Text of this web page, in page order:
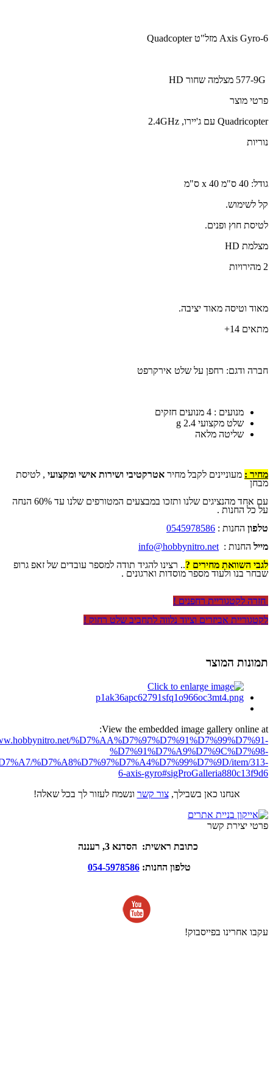
6-Axis Gyro מזל"ט Quadcopter
פרטי מוצר
Quadricopter עם ג'יירו, 2.4GHz
נוריות
גודל: 40 ס"מ x 40 ס"מ
קל לשימוש.
לטיסת חוץ ופנים.
מצלמת HD
2 מהירויות
מאוד וטיסה מאוד יציבה.
מתאים 14+
חברה ודגם: רחפן על שלט אירקרפט
מנועים : 4 מנועים חזקים
שלט מקצועי 2.4 g
שליטה מלאה
מחיר : מעוניינים לקבל מחיר אטרקטיבי ושירות אישי ומקצועי , לטיסת
מבחן
עם אחד מהנציגים שלנו ותזכו במבצעים המטורפים שלנו עד 60% הנחה
על כל החנות .
טלפון החנות : 0545978586
מייל החנות : info@hobbynitro.net
לגבי השוואת מחירים ?.. רצינו להגיד תודה למספר עובדים של זאפ גרופ
שבחר בנו ולעוד מספר מוסדות וארגונים .
חזרה לקטגוריית רחפנים !
לקטגוריית אביזרים וציוד נלווה לתחביב שלט רחוק !
תמונות המוצר
View the embedded image gallery online at:
%D7%AA%D7%97%D7%91%D7%99%D7%91-
%D7%91%D7%A9%D7%9C%D7%98-
%D7%A8%D7%97%D7%A4%D7%99%D7%9D/item/313-
6-axis-gyro#sigProGalleria880c13f9d6
אנחנו כאן בשבילך,צור קשר ונשמח לעזור לך בכל שאלה!
פרטי יצירת קשר
כתובת ראשית: הסדנא 3, רעננה
טלפון החנות:054-5978586
עקבו אחרינו בפייסבוק!